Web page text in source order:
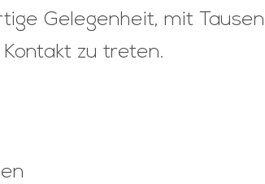
Gelegenheit, mit
zu treten.